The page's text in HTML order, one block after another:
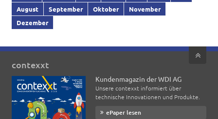
August
September Oktober
November
Dezember
contexxt
Kundenmagazin der WDI AG
Unsere contexxt informiert über
technische Innovationen und Produkte.
ePaper lesen